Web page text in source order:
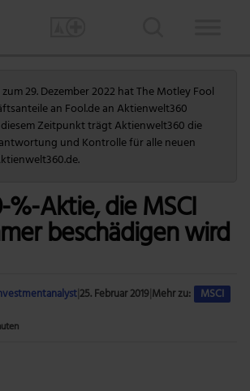
29. Dezember 2022 hat The Motley Fool
an Fool.de an Aktienwelt360
Zeitpunkt trägt Aktienwelt360 die
und Kontrolle für alle neuen
%-Aktie, die MSCI
beschädigen wird
25. Februar 2019 Mehr zu: MSCI